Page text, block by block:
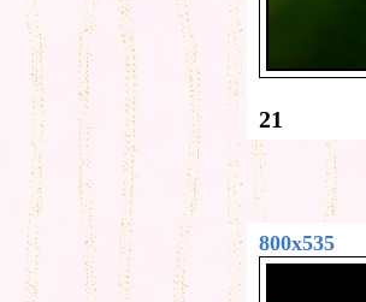
21
800x535